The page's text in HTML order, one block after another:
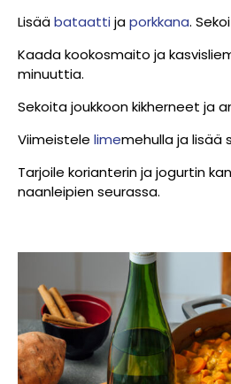
Lisääbataattijaporkkana.
Kaada kookosmaito ja
minuuttia.
Sekoita joukkoon kikherneet ja
Viimeistele limemehulla ja lisää
Tarjoile korianterin ja jogurtin
naanleipien seurassa.